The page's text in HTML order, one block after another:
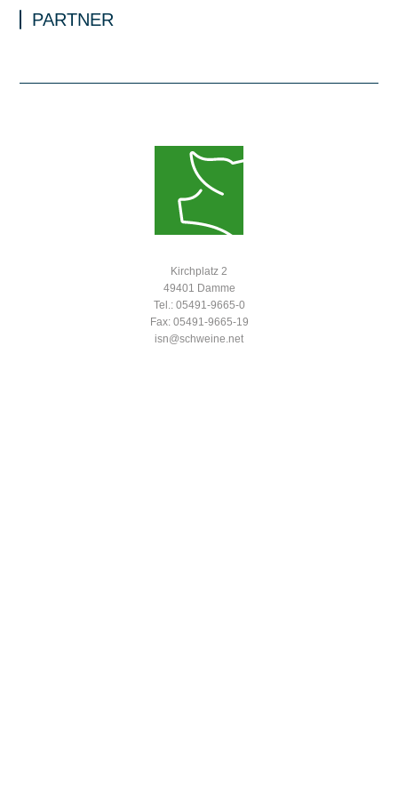
PARTNER
Kirchplatz 2
49401 Damme
Tel.: 05491-9665-0
Fax: 05491-9665-19
isn@schweine.net